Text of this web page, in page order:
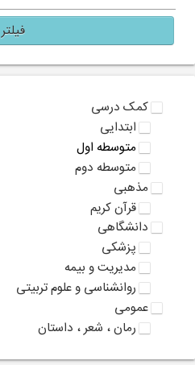
فیلتر
کمک درسی
ابتدایی
متوسطه اول
متوسطه دوم
مذهبی
قرآن کریم
دانشگاهی
پزشکی
مدیریت و بیمه
روانشناسی و علوم تربیتی
عمومی
رمان ، شعر ، داستان